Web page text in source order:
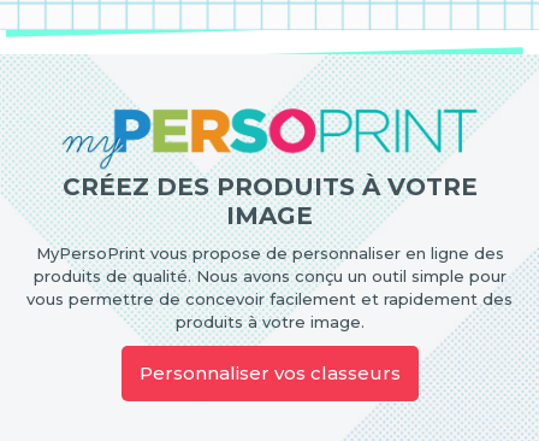
CRÉEZ DES PRODUITS À VOTRE
IMAGE
MyPersoPrint vous propose de personnaliser en ligne des
produits de qualité. Nous avons conçu un outil simple pour
vous permettre de concevoir facilement et rapidement des
produits à votre image.
Personnaliser vos classeurs